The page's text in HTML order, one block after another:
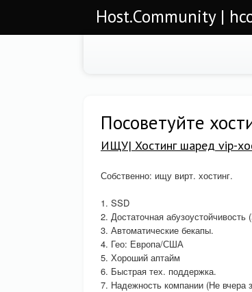
Host.Community |
Посоветуйте
ИЩУ| Хостинг шаред vip-
Собственно: ищу вирт. хостинг.
1. SSD
2. Достаточная
3. Автоматические бекапы.
4. Гео: Европа/США
5. Хороший аптайм
6. Быстрая тех. поддержка.
7. Надежность компании (Не вчера